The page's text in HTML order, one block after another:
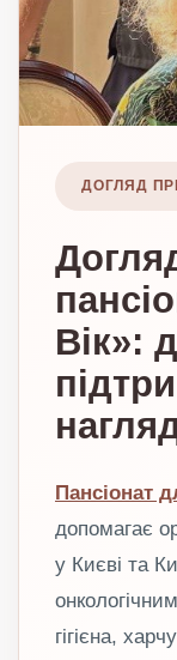
ДОГЛЯД
Вік»:
Пансіонат
допомагає
у Києві та
гігієна,